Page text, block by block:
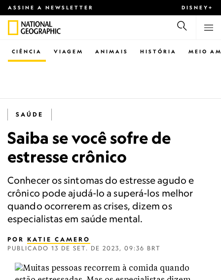
ASSINE A NEWSLETTER DISNEY+
CIÊNCIA VIAGEM ANIMAIS HISTÓRIA MEIO
SAÚDE
Saiba se você sofre de
estresse crônico
Conhecer os sintomas do estresse agudo e
crônico pode ajudá-lo a superá-los melhor
quando ocorrerem as crises, dizem os
especialistas em saúde mental.
POR KATIE CAMERO
PUBLICADO 13 DE SET. DE 2023, 09:36 BRT